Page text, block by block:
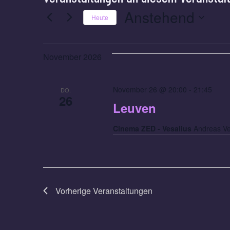
Heute Anstehend
wählen.
November 2026
DO.
26 Leuven
November 26 @ 20:00 - 21:45
Cinema ZED - Vesalius Andreas
VorherigeVeranstaltungen